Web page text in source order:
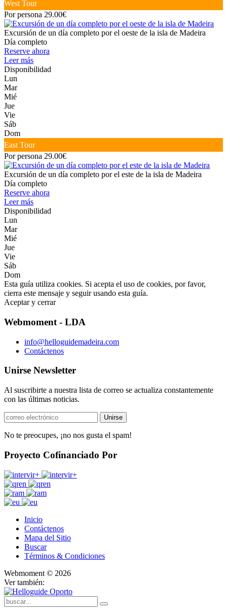
West Tour
Por persona 29.00€
Excursión de un día completo por el oeste de la isla de Madeira
Día completo
Reserve ahora
Leer más
Disponibilidad
Lun
Mar
Mié
Jue
Vie
Sáb
Dom
East Tour
Por persona 29.00€
Excursión de un día completo por el este de la isla de Madeira
Día completo
Reserve ahora
Leer más
Disponibilidad
Lun
Mar
Mié
Jue
Vie
Sáb
Dom
Esta guía utiliza cookies. Si acepta el uso de cookies, por favor,
cierra este mensaje y seguir usando esta guía.
Aceptar y cerrar
Webmoment - LDA
info@helloguidemadeira.com
Contáctenos
Unirse Newsletter
Al suscribirte a nuestra lista de correo se actualiza constantemente
con las últimas noticias.
No te preocupes, ¡no nos gusta el spam!
Proyecto Cofinanciado Por
Inicio
Contáctenos
Mapa del Sitio
Buscar
Términos & Condiciones
Webmoment © 2026
Ver también: